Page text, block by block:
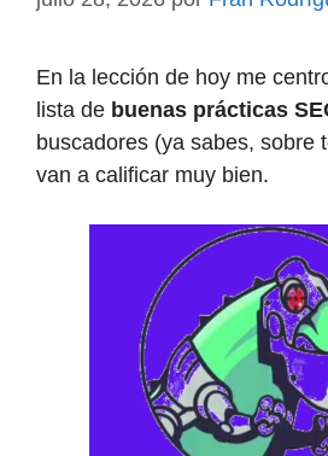
En la lección de hoy me
lista de buenas prácticas
buscadores (ya sabes, sobre
van a calificar muy bien.